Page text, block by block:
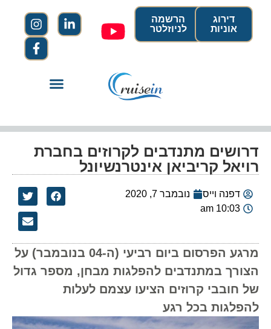
הרשמה
לניוזלטר
דירוג
אוניות
דרושים מתנדבים לקרוזים בחברת
רויאל קריביאן אינטרנשיונל
דפנה וייס
נובמבר 7, 2020
10:03 am
מרגע הפרסום ביום רביעי (ה-04 בנובמבר) על
הצורך במתנדבים להפלגות מבחן, מספר גדול
של חובבי קרוזים הציעו עצמם לעלות
להפלגות בכל רגע